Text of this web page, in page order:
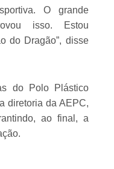
O grande
isso. Estou
do Dragão”, disse
do Polo Plástico
diretoria da AEPC,
ao final, a